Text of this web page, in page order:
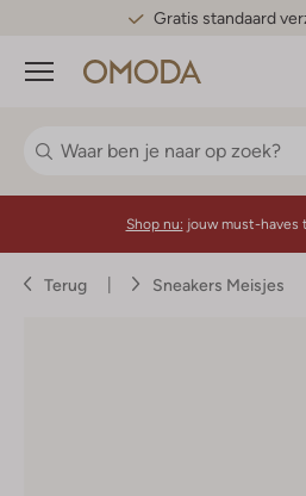
Gratis standaard
Menu
Shop nu: jouw must-haves
Terug Sneakers Meisjes